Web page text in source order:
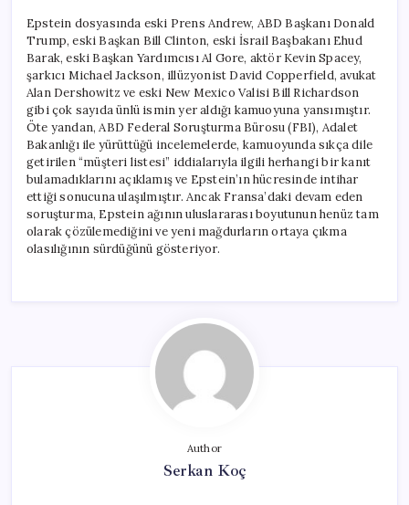
Epstein dosyasında eski Prens Andrew, ABD Başkanı Donald
Trump, eski Başkan Bill Clinton, eski İsrail Başbakanı Ehud
Barak, eski Başkan Yardımcısı Al Gore, aktör Kevin Spacey,
şarkıcı Michael Jackson, illüzyonist David Copperfield, avukat
Alan Dershowitz ve eski New Mexico Valisi Bill Richardson
gibi çok sayıda ünlü ismin yer aldığı kamuoyuna yansımıştır.
Öte yandan, ABD Federal Soruşturma Bürosu (FBI), Adalet
Bakanlığı ile yürüttüğü incelemelerde, kamuoyunda sıkça dile
getirilen “müşteri listesi” iddialarıyla ilgili herhangi bir kanıt
bulamadıklarını açıklamış ve Epstein’ın hücresinde intihar
ettiği sonucuna ulaşılmıştır. Ancak Fransa’daki devam eden
soruşturma, Epstein ağının uluslararası boyutunun henüz tam
olarak çözülemediğini ve yeni mağdurların ortaya çıkma
olasılığının sürdüğünü gösteriyor.
Author
Serkan Koç